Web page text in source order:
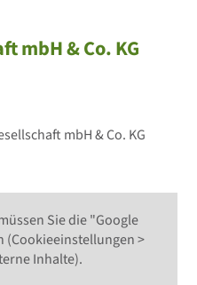
mbH & Co. KG
mbH & Co. KG
Sie die "Google
(Cookieeinstellungen >
Inhalte).